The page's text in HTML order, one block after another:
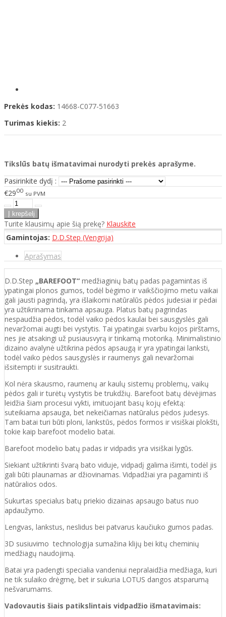
Prekės kodas: 14668-C077-51663
Turimas kiekis: 2
Tikslūs batų išmatavimai nurodyti prekės aprašyme.
Pasirinkite dydį :
€2900 su PVM
Turite klausimų apie šią prekę? Klauskite
Gamintojas: D.D.Step (Vengrija)
Aprašymas
D.D.Step „BAREFOOT“ medžiaginių batų padas pagamintas iš
ypatingai plonos gumos, todėl bėgimo ir vaikščiojimo metu vaikai
gali jausti pagrindą, yra išlaikomi natūralūs pėdos judesiai ir pėdai
yra užtikrinama tinkama apsauga. Platus batų pagrindas
nespaudžia pėdos, todėl vaiko pėdos kaulai bei sausgyslės gali
nevaržomai augti bei vystytis. Tai ypatingai svarbu kojos pirštams,
nes jie atsakingi už pusiausvyrą ir tinkamą motoriką. Minimalistinio
dizaino avalynė užtikrina pėdos apsaugą ir yra ypatingai lanksti,
todėl vaiko pėdos sausgyslės ir raumenys gali nevaržomai
išsitempti ir susitraukti.
Kol nėra skausmo, raumenų ar kaulų sistemų problemų, vaikų
pėdos gali ir turėtų vystytis be trukdžių. Barefoot batų dėvėjimas
leidžia šiam procesui vykti, imituojant basų kojų efektą:
suteikiama apsauga, bet nekeičiamas natūralus pėdos judesys.
Tam batai turi būti ploni, lankstūs, pėdos formos ir visiškai plokšti,
tokie kaip barefoot modelio batai.
Barefoot modelio batų padas ir vidpadis yra visiškai lygūs.
Siekiant užtikrinti švarą bato viduje, vidpadį galima išimti, todėl jis
gali būti plaunamas ar džiovinamas. Vidpadžiai yra pagaminti iš
natūralios odos.
Sukurtas specialus batų priekio dizainas apsaugo batus nuo
apdaužymo.
Lengvas, lankstus, neslidus bei patvarus kaučiuko gumos padas.
3D susiuvimo technologija sumažina klijų bei kitų cheminių
medžiagų naudojimą.
Batai yra padengti specialia vandeniui nepralaidžia medžiaga, kuri
ne tik sulaiko drėgmę, bet ir sukuria LOTUS dangos atsparumą
nešvarumams.
Vadovautis šiais patikslintais vidpadžio išmatavimais: